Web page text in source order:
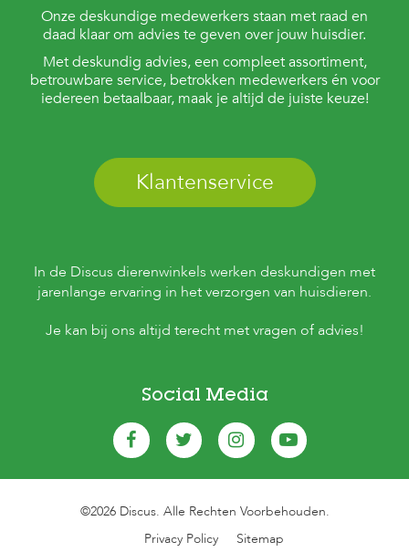
Onze deskundige medewerkers staan met raad en
daad klaar om advies te geven over jouw huisdier.
Met deskundig advies, een compleet assortiment,
betrouwbare service, betrokken medewerkers én voor
iedereen betaalbaar, maak je altijd de juiste keuze!
Klantenservice
In de Discus dierenwinkels werken deskundigen met
jarenlange ervaring in het verzorgen van huisdieren.
Je kan bij ons altijd terecht met vragen of advies!
Social Media
©2026 Discus. Alle Rechten Voorbehouden.
Privacy Policy
Sitemap